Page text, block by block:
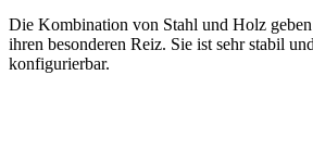
Die Kombination von Stahl und Holz
ihren besonderen Reiz. Sie ist sehr stabil
konfigurierbar.